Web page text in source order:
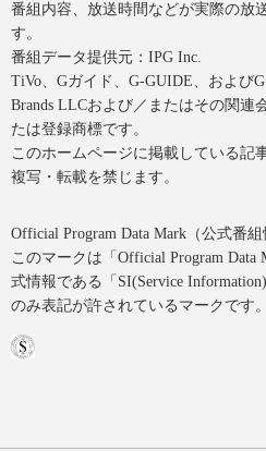
番組内容、放送時間などが実際の放
す。
番組データ提供元：IPG Inc.
TiVo、Gガイド、G-GUIDE、および
Brands LLCおよび／またはその関連
たは登録商標です。
このホームページに掲載している記
複写・転載を禁じます。
Official Program Data Mark（公式番組
このマークは「Official Program
式情報である「SI(Service
のみ表記が許されているマークです。